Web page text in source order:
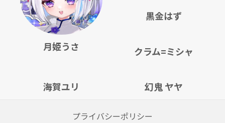
月姫うさ
黒金はず
クラム=ミシャ
海賀ユリ 幻鬼 ヤヤ
プライバシーポリシー